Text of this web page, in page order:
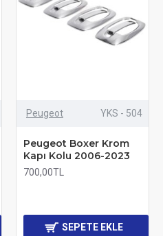
Peugeot YKS - 504
Peugeot Boxer Krom
Kapı Kolu 2006-2023
700,00TL
SEPETE EKLE